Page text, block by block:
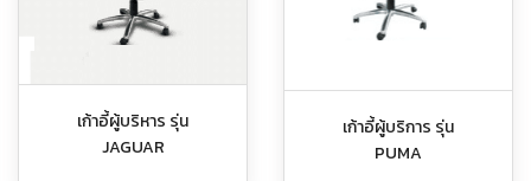
เก้าอี้ผู้บริหาร รุ่น
JAGUAR
เก้าอี้ผู้บริการ รุ่น
PUMA